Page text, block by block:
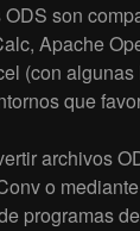
son
Apache
(con
que
archivos
o
programas